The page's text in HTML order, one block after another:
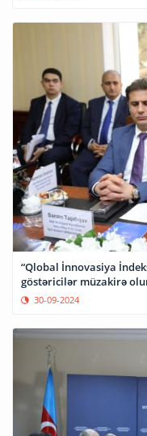
“Qlobal İnnovasiya
göstəricilər müzakirə
30-09-2024